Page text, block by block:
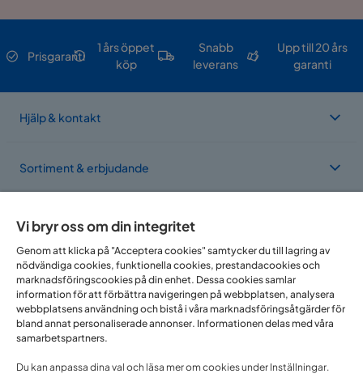
Prisgaranti
1 års öppet
köp
Snabb
leverans
Upp till 20 års
garanti
Hjälp & kontakt
Sortiment & erbjudande
Om Trademax
Vi finns i flera länder
Vi bryr oss om din integritet
Genom att klicka på "Acceptera cookies" samtycker du till lagring av
nödvändiga cookies, funktionella cookies, prestandacookies och
marknadsföringscookies på din enhet. Dessa cookies samlar
information för att förbättra navigeringen på webbplatsen, analysera
webbplatsens användning och bistå i våra marknadsföringsåtgärder för
bland annat personaliserade annonser. Informationen delas med våra
samarbetspartners.
Du kan anpassa dina val och läsa mer om cookies under Inställningar.